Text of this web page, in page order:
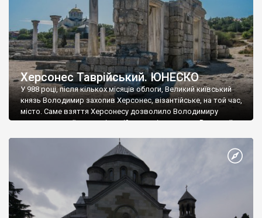
Херсонес Таврійський. ЮНЕСКО
У 988 році, після кількох місяців облоги, Великий київський
князь Володимир захопив Херсонес, візантійське, на той час,
місто. Саме взяття Херсонесу дозволило Володимиру
диктувати свої умови візантійському імператору Василю ІІ, та
Херсонесі Володимир-язичник, став Василем-християнином.
А потім було Хрещення Русі. На честь Херсонесу Таврійського